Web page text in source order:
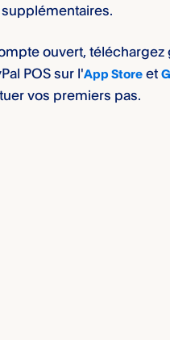
ouvert, téléchargez
POS​sur l'App Store et
vos premiers pas.